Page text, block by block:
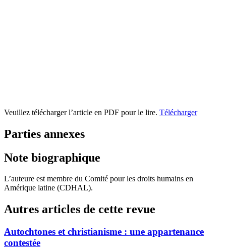
Veuillez télécharger l’article en PDF pour le lire. Télécharger
Parties annexes
Note biographique
L’auteure est membre du Comité pour les droits humains en
Amérique latine (CDHAL).
Autres articles de cette revue
Autochtones et christianisme : une appartenance
contestée